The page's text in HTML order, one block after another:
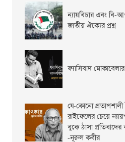
ন্যায়বিচার এবং বি-
জাতীয় ঐক্যের প্রশ্ন
ফ্যাসিবাদ
যে-কোনো প্রতাপশালী
রাইফেলের চেয়ে
বুকে ঠাসা
-নূরুল কবীর